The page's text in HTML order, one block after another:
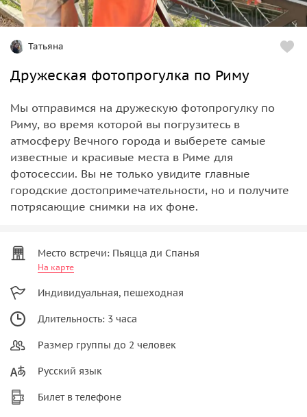
Татьяна
Дружеская фотопрогулка по Риму
Мы отправимся на дружескую фотопрогулку по
Риму, во время которой вы погрузитесь в
атмосферу Вечного города и выберете самые
известные и красивые места в Риме для
фотосессии. Вы не только увидите главные
городские достопримечательности, но и получите
потрясающие снимки на их фоне.
Место встречи: Пьяцца ди Спанья
На карте
Индивидуальная, пешеходная
Длительность: 3 часа
Размер группы до 2 человек
Русский язык
Билет в телефоне